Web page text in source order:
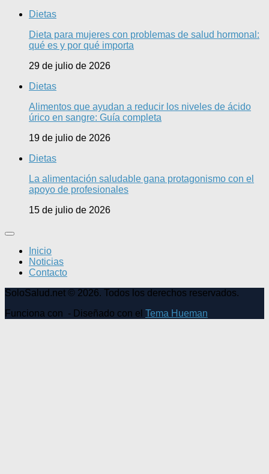
Dietas
Dieta para mujeres con problemas de salud hormonal:
qué es y por qué importa
29 de julio de 2026
Dietas
Alimentos que ayudan a reducir los niveles de ácido
úrico en sangre: Guía completa
19 de julio de 2026
Dietas
La alimentación saludable gana protagonismo con el
apoyo de profesionales
15 de julio de 2026
Inicio
Noticias
Contacto
SoloSalud.net © 2026. Todos los derechos reservados.
Funciona con - Diseñado con el Tema Hueman